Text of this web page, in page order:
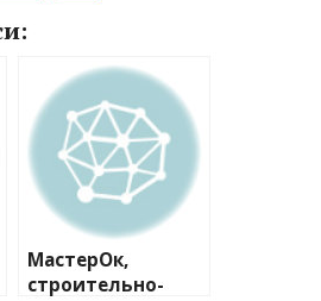
МастерОк,
строительно-